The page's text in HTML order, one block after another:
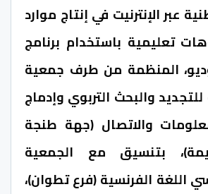
عبر الإنترنيت في إنتاج موارد
تعليمية باستخدام برنامج
المنظمة من طرف جمعية
للتجديد والبحث التربوي وإدماج
والاتصال (جهة طنجة
بتنسيق مع الجمعية
اللغة الفرنسية (فرع تطوان)،